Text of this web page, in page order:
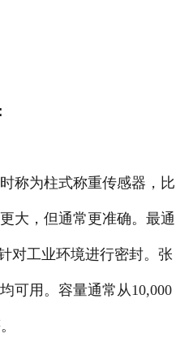
为柱式称重传感器，比
大，但通常更准确。最通
对工业环境进行密封。张
可用。容量通常从10,000